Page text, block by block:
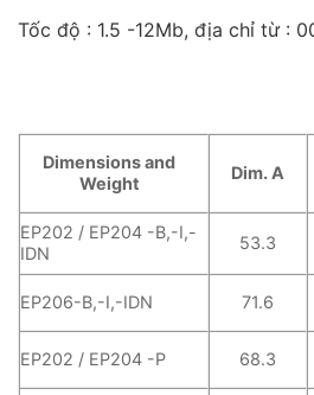
Tốc độ : 1.5 -12Mb, địa chỉ từ :
Dimensions and
Weight
Dim. A
EP202 / EP204 -B,-I,-
IDN
53.3
EP206-B,-I,-IDN 71.6
EP202 / EP204 -P 68.3